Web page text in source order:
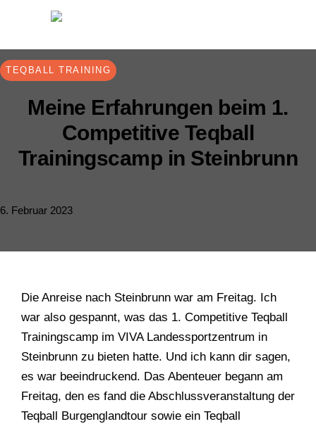
TEQBALL TRAINING
Meine Erfahrungen beim 1.
Competitive Teqball
Trainingscamp in Steinbrunn
6. Februar 2023
Die Anreise nach Steinbrunn war am Freitag. Ich
war also gespannt, was das 1. Competitive Teqball
Trainingscamp im VIVA Landessportzentrum in
Steinbrunn zu bieten hatte. Und ich kann dir sagen,
es war beeindruckend. Das Abenteuer begann am
Freitag, den es fand die Abschlussveranstaltung der
Teqball Burgenglandtour sowie ein Teqball